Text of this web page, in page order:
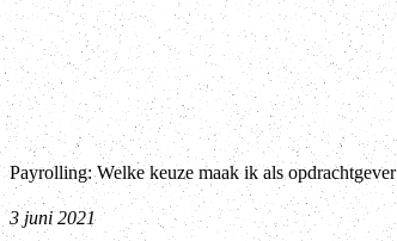
Payrolling: Welke keuze maak ik als opdrachtgever
3 juni 2021